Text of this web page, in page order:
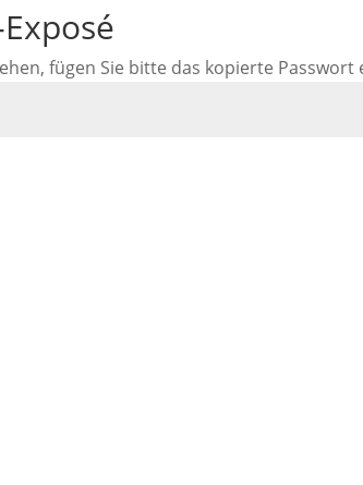
fügen Sie bitte das kopierte Passwort